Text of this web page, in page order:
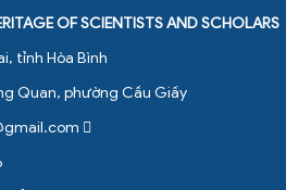
OF SCIENTISTS AND SCHOLARS
tỉnh Hòa Bình
Quan, phường Cầu Giấy